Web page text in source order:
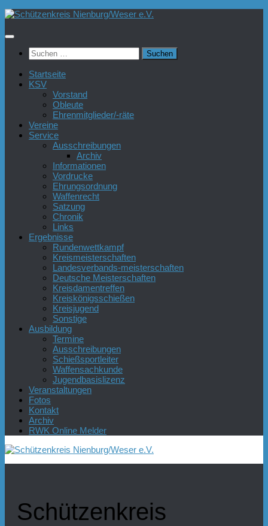
Zum
springen
Suchen
nach:
Startseite
KSV
Vorstand
Obleute
Ehrenmitglieder/-räte
Vereine
Service
Ausschreibungen
Archiv
Informationen
Vordrucke
Ehrungsordnung
Waffenrecht
Satzung
Chronik
Links
Ergebnisse
Rundenwettkampf
Kreismeisterschaften
Landesverbands-meisterschaften
Deutsche Meisterschaften
Kreisdamentreffen
Kreiskönigsschießen
Kreisjugend
Sonstige
Ausbildung
Termine
Ausschreibungen
Schießsportleiter
Waffensachkunde
Jugendbasislizenz
Veranstaltungen
Fotos
Kontakt
Archiv
RWK Online Melder
Schützenkreis